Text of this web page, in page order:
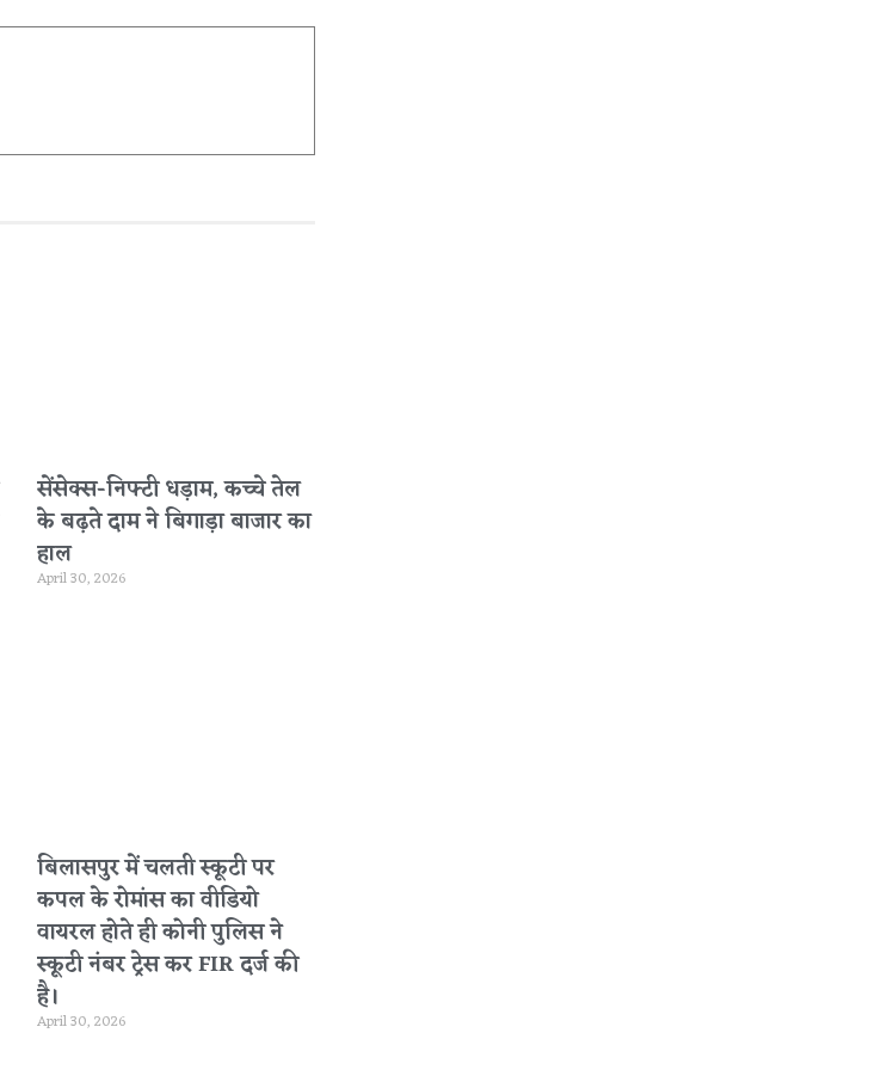
सेंसेक्स-निफ्टी धड़ाम, कच्चे तेल
के बढ़ते दाम ने बिगाड़ा बाजार का
हाल
April 30, 2026
बिलासपुर में चलती स्कूटी पर
कपल के रोमांस का वीडियो
वायरल होते ही कोनी पुलिस ने
स्कूटी नंबर ट्रेस कर FIR दर्ज की
है।
April 30, 2026